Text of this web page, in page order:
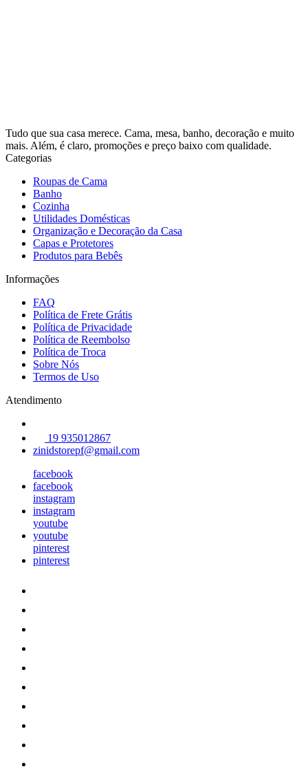
Tudo que sua casa merece. Cama, mesa, banho, decoração e muito
mais. Além, é claro, promoções e preço baixo com qualidade.
Categorias
Roupas de Cama
Banho
Cozinha
Utilidades Domésticas
Organização e Decoração da Casa
Capas e Protetores
Produtos para Bebês
Informações
FAQ
Política de Frete Grátis
Política de Privacidade
Política de Reembolso
Política de Troca
Sobre Nós
Termos de Uso
Atendimento
19 935012867
zinidstorepf@gmail.com
facebook
facebook
instagram
instagram
youtube
youtube
pinterest
pinterest